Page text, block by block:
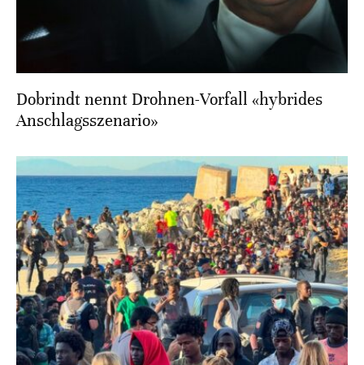
Dobrindt nennt Drohnen-Vorfall «hybrides
Anschlagsszenario»